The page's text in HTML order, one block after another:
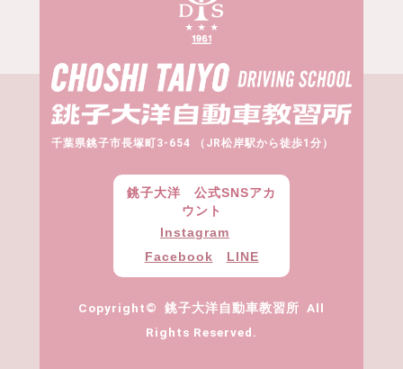
千葉県銚子市長塚町3-654 （JR松岸駅から徒歩1分）
銚子大洋 公式SNSアカ
ウント
Instagram
Facebook
LINE
Copyright© 銚子大洋自動車教習所 All
Rights Reserved.